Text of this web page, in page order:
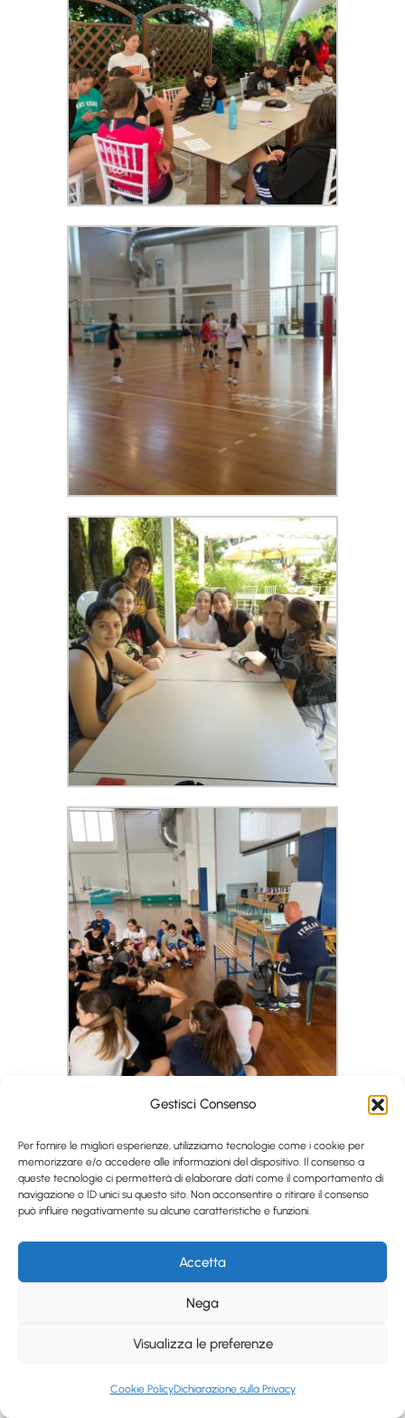
Gestisci Consenso
Per fornire le migliori esperienze, utilizziamo tecnologie come i cookie per
memorizzare e/o accedere alle informazioni del dispositivo. Il consenso a
queste tecnologie ci permetterà di elaborare dati come il comportamento di
navigazione o ID unici su questo sito. Non acconsentire o ritirare il consenso
può influire negativamente su alcune caratteristiche e funzioni.
Accetta
Nega
Visualizza le preferenze
Cookie PolicyDichiarazione sulla Privacy